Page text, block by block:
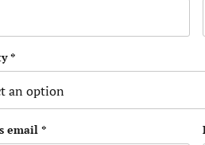
es un campo de validación y
*
email*